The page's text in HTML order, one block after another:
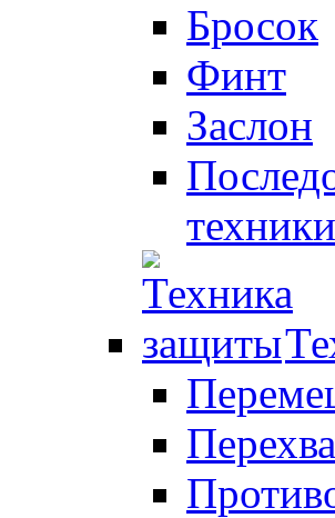
Бросок
Финт
Заслон